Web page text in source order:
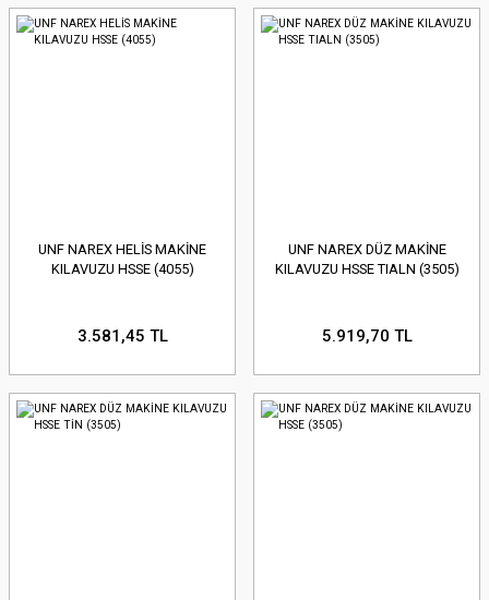
UNF NAREX HELİS MAKİNE
KILAVUZU HSSE (4055)
3.581,45 TL
UNF NAREX DÜZ MAKİNE
KILAVUZU HSSE TIALN (3505)
5.919,70 TL